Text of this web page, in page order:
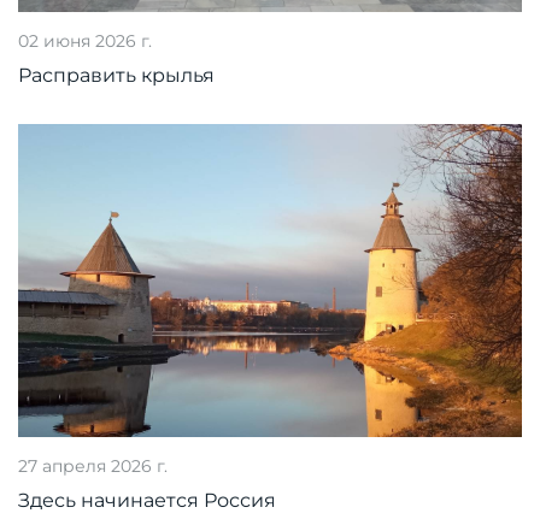
02 июня 2026 г.
Расправить крылья
27 апреля 2026 г.
Здесь начинается Россия